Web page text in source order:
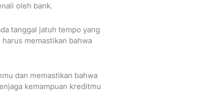
oleh bank.
tanggal jatuh tempo yang
memastikan bahwa
dan memastikan bahwa
kemampuan kreditmu